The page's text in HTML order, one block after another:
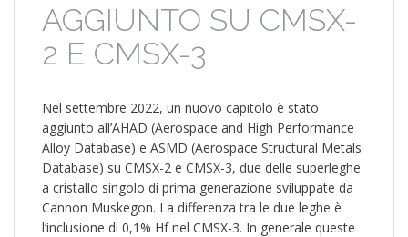
AGGIUNTO SU CMSX-
2 E CMSX-3
Nel settembre 2022, un nuovo capitolo è stato
aggiunto all’AHAD (Aerospace and High Performance
Alloy Database) e ASMD (Aerospace Structural Metals
Database) su CMSX-2 e CMSX-3, due delle superleghe
a cristallo singolo di prima generazione sviluppate da
Cannon Muskegon. La differenza tra le due leghe è
l’inclusione di 0,1% Hf nel CMSX-3. In generale queste